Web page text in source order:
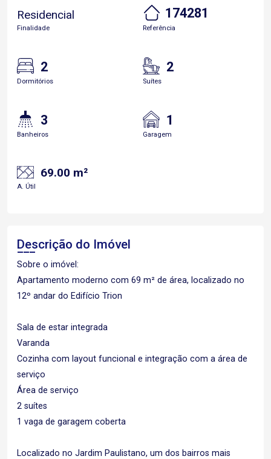
Residencial
Finalidade
174281
Referência
2
Dormitórios
2
Suítes
3
Banheiros
1
Garagem
69.00 m²
A. Útil
Descrição do Imóvel
Sobre o imóvel:
Apartamento moderno com 69 m² de área, localizado no
12º andar do Edifício Trion
Sala de estar integrada
Varanda
Cozinha com layout funcional e integração com a área de
serviço
Área de serviço
2 suítes
1 vaga de garagem coberta
Localizado no Jardim Paulistano, um dos bairros mais